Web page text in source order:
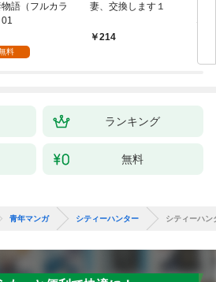
物語（フルカラ
01
料
妻、交換します１
214
な
ランキング
無料
青年マンガ シティーハンター シティーハン